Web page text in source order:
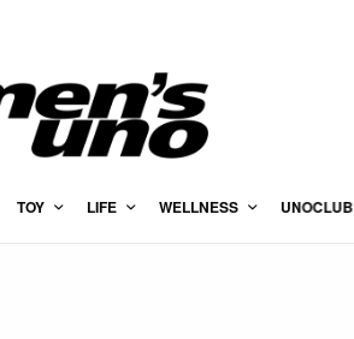
TOY LIFE WELLNESS UNOCLUB